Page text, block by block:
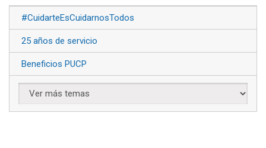
#CuidarteEsCuidarnosTodos
25 años de servicio
Beneficios PUCP